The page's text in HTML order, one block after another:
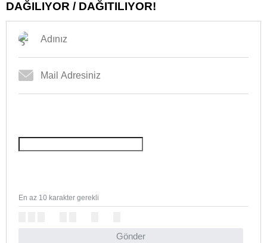
DAĞILIYOR / DAĞITILIYOR!
Gönder
En az 10 karakter gerekli